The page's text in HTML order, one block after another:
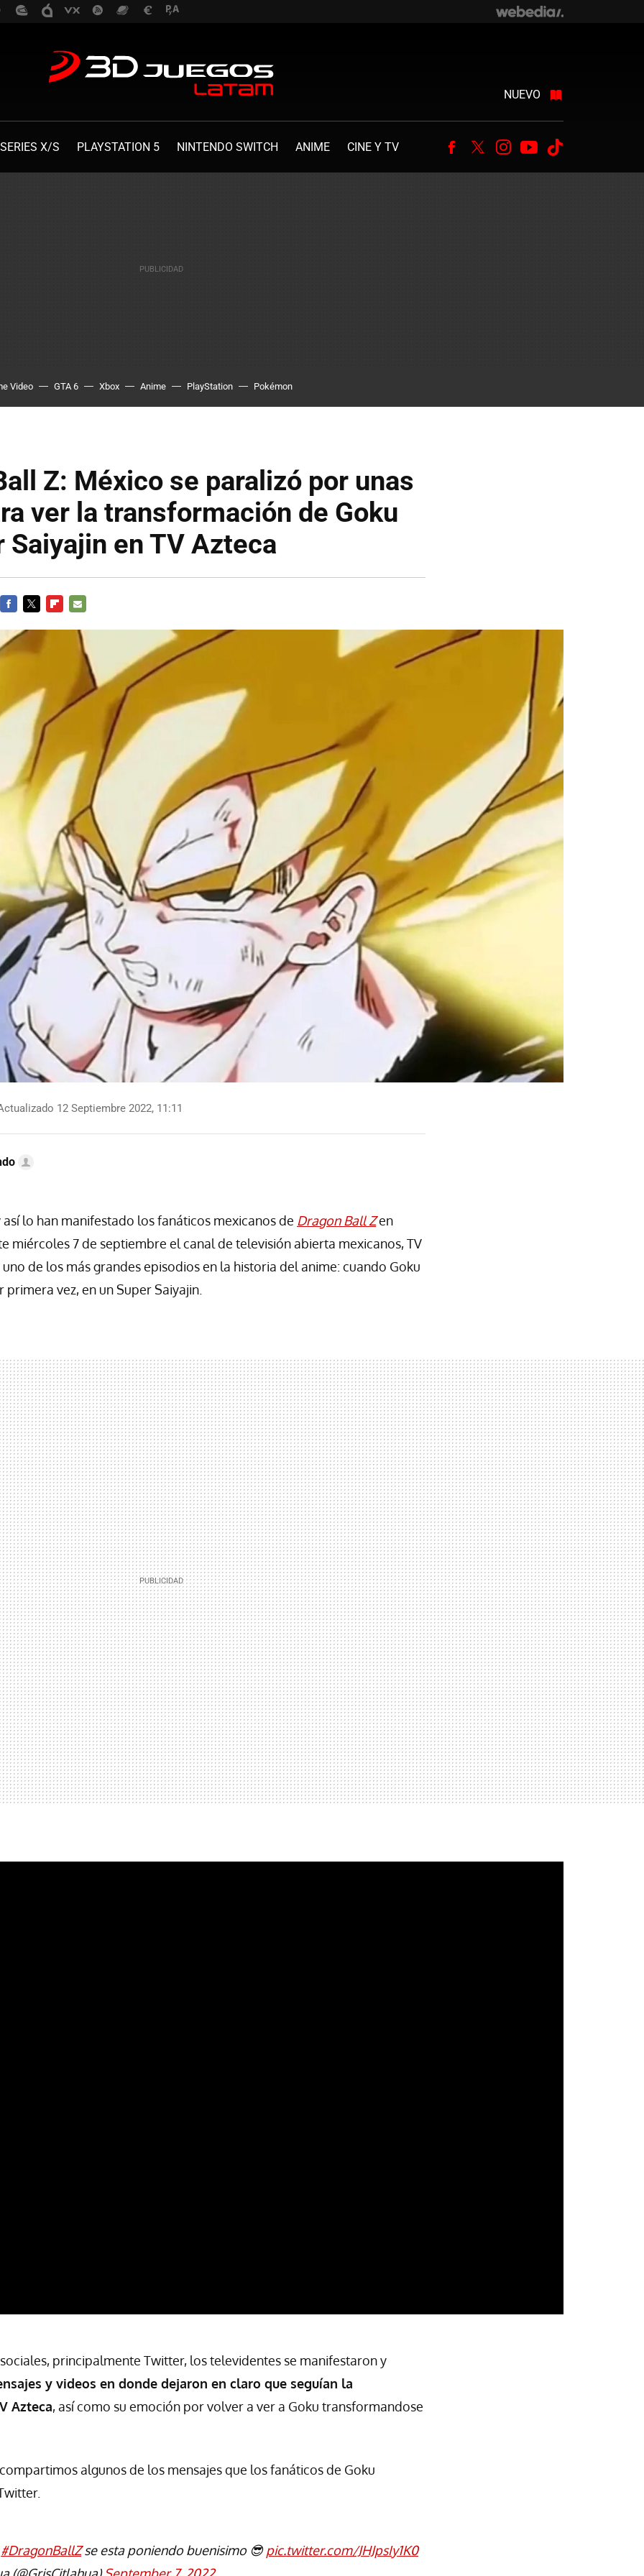
NUEVO
X/S PLAYSTATION 5 NINTENDO SWITCH ANIME CINE Y TV Facebook
TwitterInstagram
Youtube
Video GTA 6 Xbox Anime PlayStation Pokémon
Z: México se paralizó por unas
ver la transformación de Goku
Saiyajin en TV Azteca
MAIL
12 Septiembre 2022, 11:11
así lo han manifestado los fanáticos mexicanos de Dragon Ball Zen
miércoles 7 de septiembre el canal de televisión abierta mexicanos, TV
de los más grandes episodios en la historia del anime: cuando Goku
vez, en un Super Saiyajin.
principalmente Twitter, los televidentes se manifestaron y
y videos en donde dejaron en claro que seguían la
Azteca, así como su emoción por volver a ver a Goku transformandose
algunos de los mensajes que los fanáticos de Goku
#DragonBallZse esta poniendo buenisimo 😎pic.twitter.com/JHJpsIy1K0